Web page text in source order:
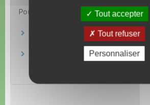
Pour en savoir plus
Dossier relatif au règlement de
Agence nationale pour l'information sur
Copropriété (lot, parties
Tout accepter
Tout refuser
Personnaliser